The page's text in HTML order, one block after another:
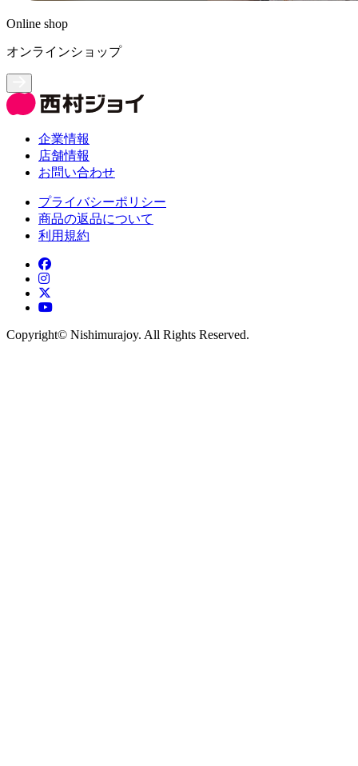
Online shop
オンラインショップ
企業情報
店舗情報
お問い合わせ
プライバシーポリシー
商品の返品について
利用規約
Copyright©︎ Nishimurajoy. All Rights Reserved.